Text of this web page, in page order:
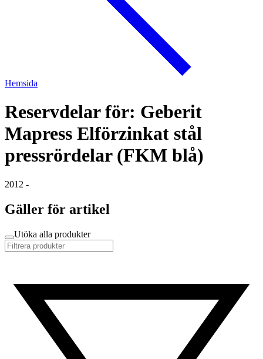
Hemsida
Reservdelar för: Geberit
Mapress Elförzinkat stål
pressrördelar (FKM blå)
2012 -
Gäller för artikel
Utöka alla produkter